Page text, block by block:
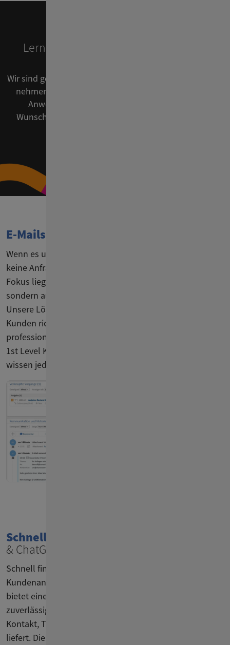
Lernen Sie
Wir sind gerne persönlich für Sie da. In einem Video-Call
nehmen wir uns Zeit für Ihre konkreten Fragen und
Anwendungsfälle. Sichern Sie sich jetzt Ihren
Wunschtermin - ganz unverbindlich und kostenlos.
E-Mails und Tasks
Wenn es um Kundenservice geht, ist es wichtig, dass
keine Anfragen oder Probleme untergehen. Unser
Fokus liegt daher nicht nur auf einer Ticketing-Lösung,
sondern auf einem umfassenden Customer Service:
Unsere Lösung stellt sicher, dass alle Anliegen der
Kunden richtig priorisiert & delegiert sowie zeitnah und
professionell bearbeitet werden. Ob Übergabe an den
1st Level Kundensupport oder an andere Teams, Sie
wissen jederzeit, wo sich Ihre Tickets befinden.
Schnell antworten
& ChatGPT
Schnell finden, was Sie brauchen, um schnell auf
Kundenanfragen zu reagieren: CM/Customer Service
bietet eine intelligente Volltext-Suche, die Ihnen
zuverlässig Ergebnisse zu sämtlichen Daten wie
Kontakt, Ticketnummer, Wiedervorlagen und mehr
liefert. Die DSGVO-konforme ChatGPT-Integration fasst